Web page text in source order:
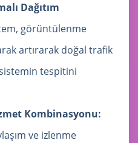
Dağıtım
görüntülenme
artırarak doğal trafik
tespitini
Kombinasyonu:
ve izlenme